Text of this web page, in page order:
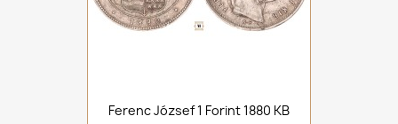
Ferenc József 1 Forint 1880 KB